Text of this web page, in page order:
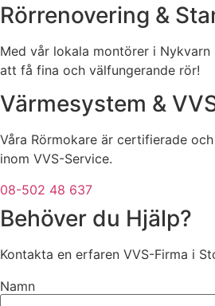
Rörrenovering &
Med vår lokala montörer i
att få fina och välfungerande rör!
Värmesystem &
Våra Rörmokare är certifierade
inom VVS-Service.
08-502 48 637
Behöver du Hjälp?
Kontakta en erfaren VVS-Firma i
Namn